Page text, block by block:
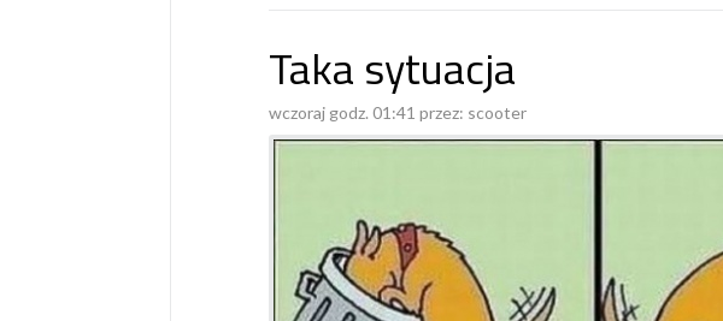
Taka sytuacja
wczoraj godz. 01:41 przez: scooter